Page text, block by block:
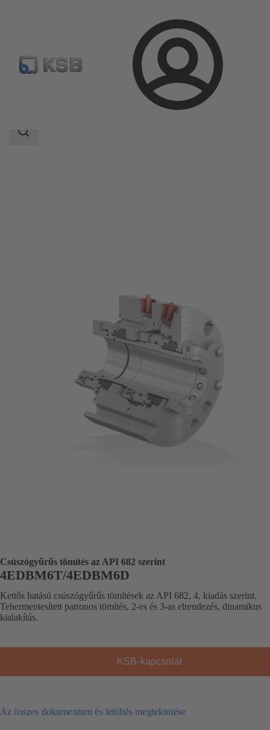
Bejelentkezés
Termékkatalógus 4EDBM6T/4EDBM6D
Keresési
Csúszógyűrűs tömítés az API 682 szerint
4EDBM6T/4EDBM6D
Kettős hatású csúszógyűrűs tömítések az API 682, 4. kiadás szerint.
Tehermentesített patronos tömítés, 2-es és 3-as elrendezés, dinamikus
kialakítás.
KSB-kapcsolat
Az összes dokumentum és letöltés megtekintése